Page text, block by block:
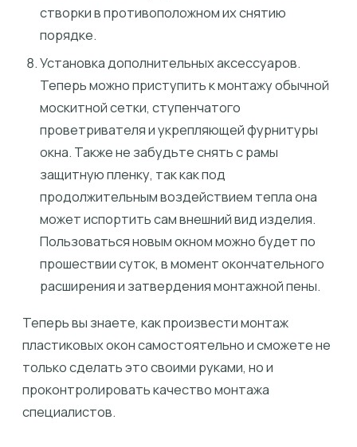
створки в противоположном их снятию
порядке.
Установка дополнительных аксессуаров.
Теперь можно приступить к монтажу обычной
москитной сетки, ступенчатого
проветривателя и укрепляющей фурнитуры
окна. Также не забудьте снять с рамы
защитную пленку, так как под
продолжительным воздействием тепла она
может испортить сам внешний вид изделия.
Пользоваться новым окном можно будет по
прошествии суток, в момент окончательного
расширения и затвердения монтажной пены.
Теперь вы знаете, как произвести монтаж
пластиковых окон самостоятельно и сможете не
только сделать это своими руками, но и
проконтролировать качество монтажа
специалистов.